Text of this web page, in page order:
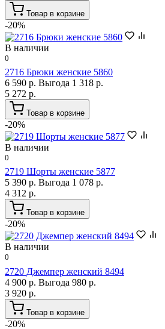
Товар в корзине
-20%
В наличии
0
2716 Брюки женские 5860
6 590 р. Выгода 1 318 р.
5 272 р.
Товар в корзине
-20%
В наличии
0
2719 Шорты женские 5877
5 390 р. Выгода 1 078 р.
4 312 р.
Товар в корзине
-20%
В наличии
0
2720 Джемпер женский 8494
4 900 р. Выгода 980 р.
3 920 р.
Товар в корзине
-20%